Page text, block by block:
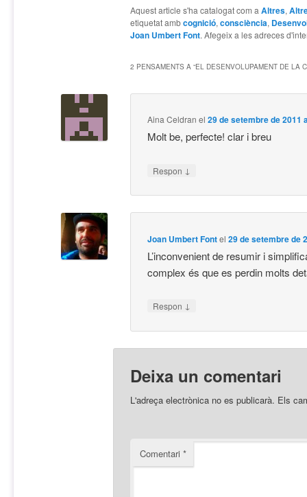
Aquest article s'ha catalogat com a Altres,
etiquetat ambcognició, consciència,
Joan Umbert Font. Afegeix a les adreces
2 PENSAMENTS A “EL DESENVOLUPAMENT DE LA
Aina Celdran el29 de setembre de 2011
Molt be, perfecte! clar i breu
Respon ↓
Joan Umbert Fontel29 de setembre de
L’inconvenient de resumir i
complex és que es perdin molts
Respon ↓
Deixa un comentari
L'adreça electrònica no es publicarà. Els
Comentari *